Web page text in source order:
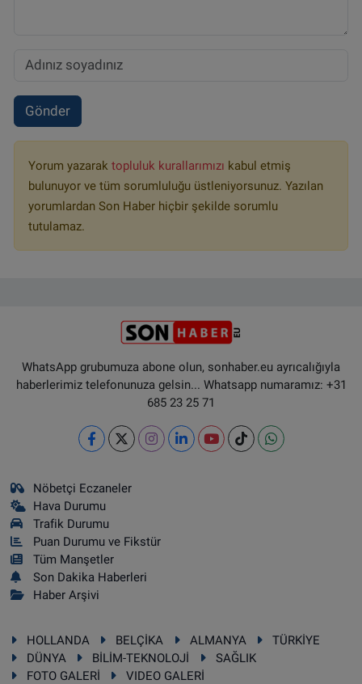
Gönder
Yorum yazarak topluluk kurallarımızı kabul etmiş
bulunuyor ve tüm sorumluluğu üstleniyorsunuz. Yazılan
yorumlardan Son Haber hiçbir şekilde sorumlu
tutulamaz.
WhatsApp grubumuza abone olun, sonhaber.eu ayrıcalığıyla
haberlerimiz telefonunuza gelsin... Whatsapp numaramız: +31
685 23 25 71
Nöbetçi Eczaneler
Hava Durumu
Trafik Durumu
Puan Durumu ve Fikstür
Tüm Manşetler
Son Dakika Haberleri
Haber Arşivi
HOLLANDA BELÇİKA ALMANYA
TÜRKİYE
DÜNYA
BİLİM-TEKNOLOJİ
SAĞLIK
FOTO GALERİ
VIDEO GALERİ